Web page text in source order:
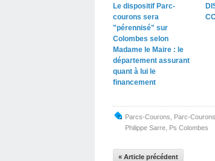
Le dispositif Parc-
courons sera
"pérennisé" sur
Colombes selon
Madame le Maire : le
département assurant
quant à lui le
financement
Parcs-Courons Parc-Courons
Philippe Sarre Ps Colombes
« Article précédent